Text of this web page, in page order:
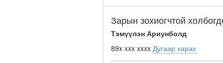
Зарын зохиогчтой
Тэмүүлэн Ариунболд
89x xxx xxxx Дугаар харах